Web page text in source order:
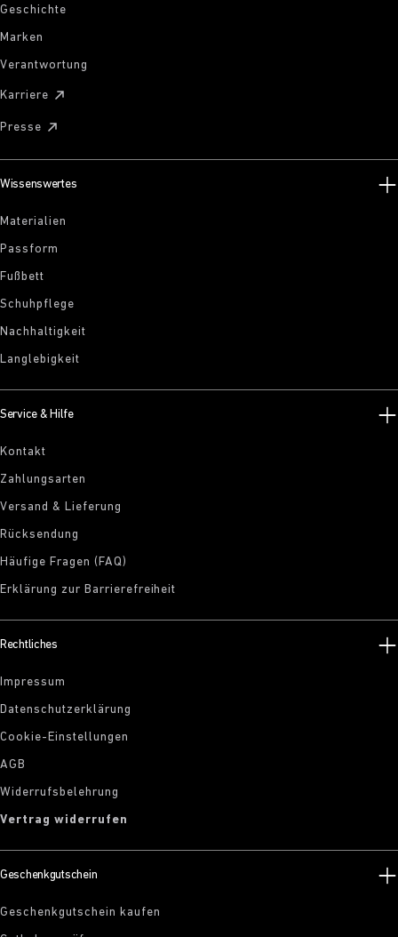
Geschichte
Marken
Verantwortung
Karriere
Presse
Wissenswertes
Materialien
Passform
Fußbett
Schuhpflege
Nachhaltigkeit
Langlebigkeit
Service & Hilfe
Kontakt
Zahlungsarten
Versand & Lieferung
Rücksendung
Häufige Fragen (FAQ)
Erklärung zur Barrierefreiheit
Rechtliches
Impressum
Datenschutzerklärung
Cookie-Einstellungen
AGB
Widerrufsbelehrung
Vertrag widerrufen
Geschenkgutschein
Geschenkgutschein kaufen